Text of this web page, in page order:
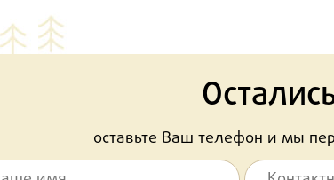
оставьте Ваш телефон и мы